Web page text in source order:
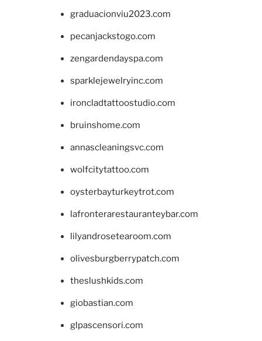
graduacionviu2023.com
pecanjackstogo.com
zengardendayspa.com
sparklejewelryinc.com
ironcladtattoostudio.com
bruinshome.com
annascleaningsvc.com
wolfcitytattoo.com
oysterbayturkeytrot.com
lafronterarestauranteybar.com
lilyandrosetearoom.com
olivesburgberrypatch.com
theslushkids.com
giobastian.com
glpascensori.com